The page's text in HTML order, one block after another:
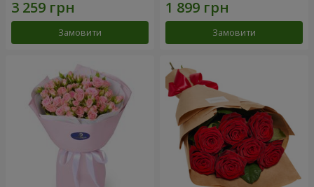
Замовити Замовити